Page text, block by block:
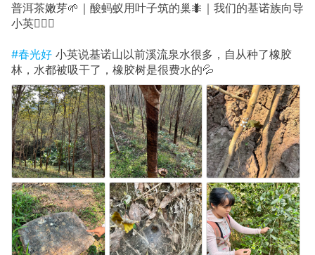
普洱茶嫩芽🌱｜酸蚂蚁用叶子筑的巢🐜｜我们的基诺族向导
小英💁🏻‍♀️
#春光好 小英说基诺山以前溪流泉水很多，自从种了橡胶
林，水都被吸干了，橡胶树是很费水的💦